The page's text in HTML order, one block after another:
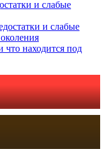
и слабые
и слабые
что находится под